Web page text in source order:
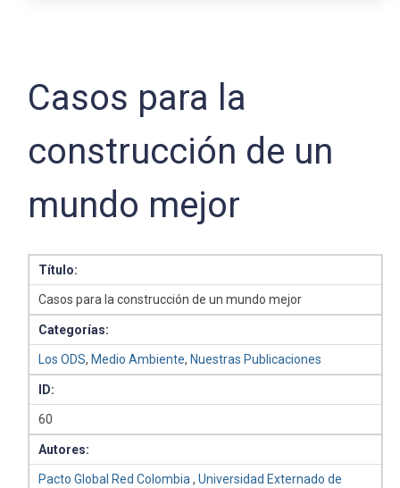
Casos para la
construcción de un
mundo mejor
Título:
Casos para la construcción de un mundo mejor
Categorías:
Los ODS, Medio Ambiente, Nuestras Publicaciones
ID:
60
Autores:
Pacto Global Red Colombia ,Universidad Externado de